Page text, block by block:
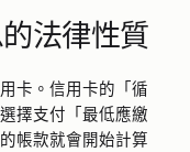
法律性質
卡。信用卡的「循
擇支付「最低應繳
帳款就會開始計算